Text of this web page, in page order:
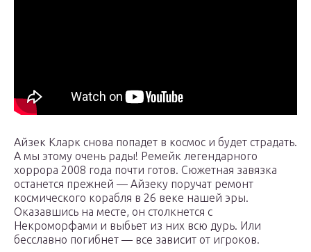
Айзек Кларк снова попадет в космос и будет страдать.
А мы этому очень рады! Ремейк легендарного
хоррора 2008 года почти готов. Сюжетная завязка
останется прежней — Айзеку поручат ремонт
космического корабля в 26 веке нашей эры.
Оказавшись на месте, он столкнется с
Некроморфами и выбьет из них всю дурь. Или
бесславно погибнет — все зависит от игроков.